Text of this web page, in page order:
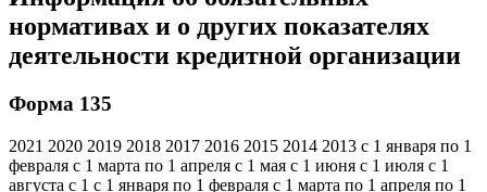
нормативах и о других показателях
деятельности кредитной организации
Форма 135
2021 2020 2019 2018 2017 2016 2015 2014 2013 с 1 января по 1
февраля с 1 марта по 1 апреля с 1 мая с 1 июня с 1 июля с 1
августа с 1 с 1 января по 1 февраля с 1 марта по 1 апреля по 1